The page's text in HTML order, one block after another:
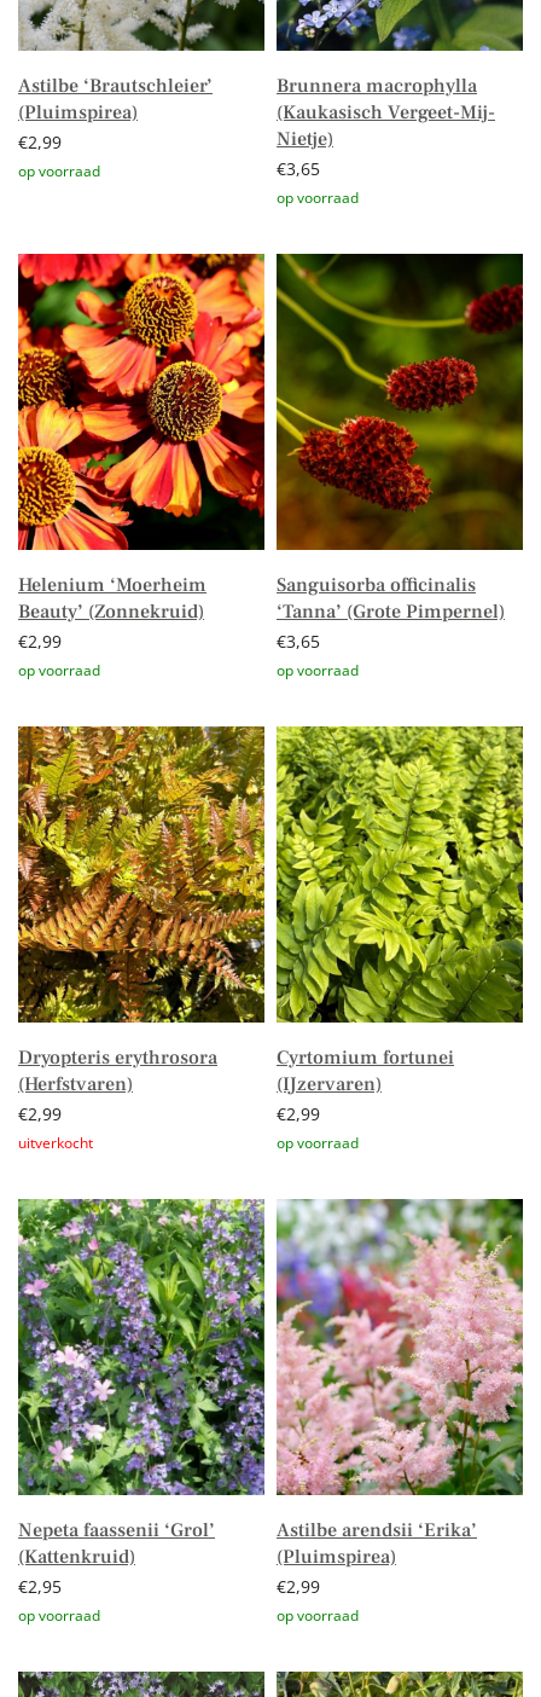
Astilbe ‘Brautschleier’
(Pluimspirea)
€2,99
Brunnera macrophylla
(Kaukasisch Vergeet-Mij-
Nietje)
€3,65
Helenium ‘Moerheim
Beauty’ (Zonnekruid)
€2,99
Sanguisorba officinalis
‘Tanna’ (Grote Pimpernel)
€3,65
Dryopteris erythrosora
(Herfstvaren)
€2,99
Cyrtomium fortunei
(IJzervaren)
€2,99
Nepeta faassenii ‘Grol’
(Kattenkruid)
€2,95
Astilbe arendsii ‘Erika’
(Pluimspirea)
€2,99